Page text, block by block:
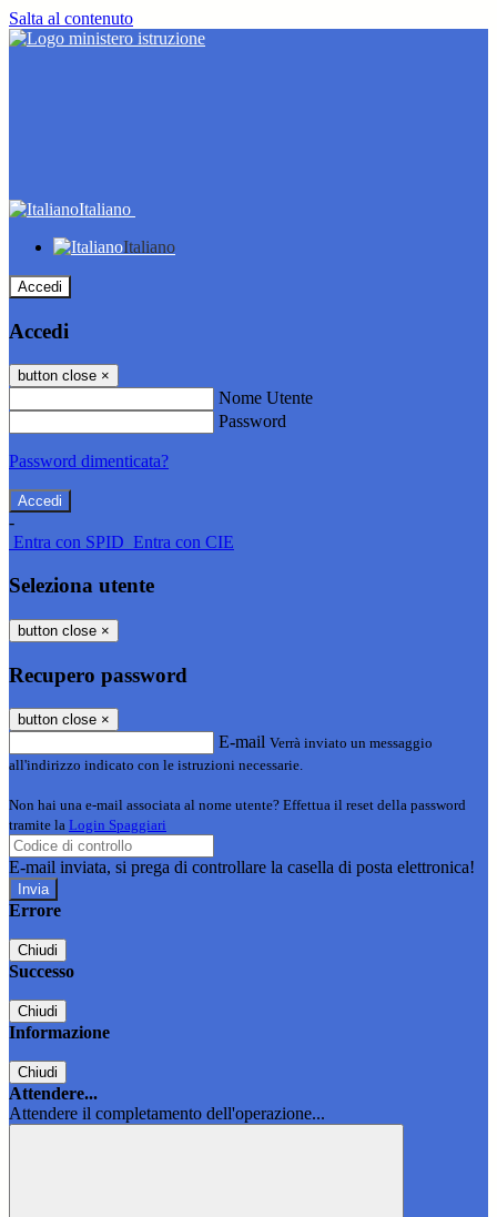
Salta al contenuto
Italiano
Italiano
Accedi
Accedi
button close ×
Nome Utente
Password
Password dimenticata?
-
Entra con SPID Entra con CIE
Seleziona utente
button close ×
Recupero password
button close ×
E-mail Verrà inviato un messaggio
all'indirizzo indicato con le istruzioni necessarie.
Non hai una e-mail associata al nome utente? Effettua il reset della password
tramite la Login Spaggiari
E-mail inviata, si prega di controllare la casella di posta elettronica!
Errore
Chiudi
Successo
Chiudi
Informazione
Chiudi
Attendere...
Attendere il completamento dell'operazione...